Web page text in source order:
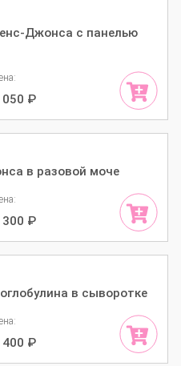
Джонса с панелью
050 ₽
в разовой моче
300 ₽
в сыворотке
400 ₽